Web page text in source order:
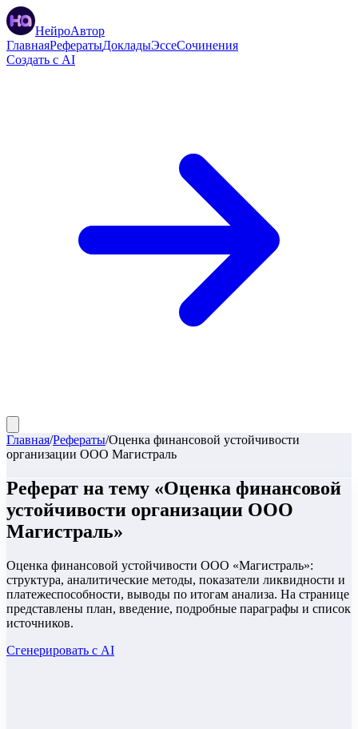
НейроАвтор
ГлавнаяРефератыДокладыЭссеСочинения
Создать с AI
Главная/Рефераты/Оценка финансовой устойчивости
организации ООО Магистраль
Реферат на тему «Оценка финансовой
устойчивости организации ООО
Магистраль»
Оценка финансовой устойчивости ООО «Магистраль»:
структура, аналитические методы, показатели ликвидности и
платежеспособности, выводы по итогам анализа. На странице
представлены план, введение, подробные параграфы и список
источников.
Сгенерировать с AI